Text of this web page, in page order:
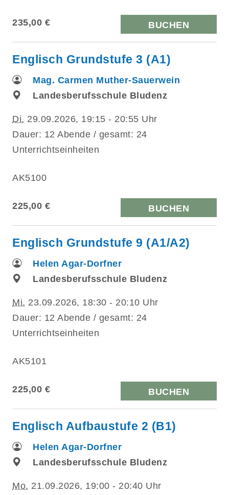
235,00 € BUCHEN
Englisch Grundstufe 3 (A1)
Mag. Carmen Muther-Sauerwein
Landesberufsschule Bludenz
Di. 29.09.2026, 19:15 - 20:55 Uhr
Dauer: 12 Abende / gesamt: 24
Unterrichtseinheiten
AK5100
225,00 € BUCHEN
Englisch Grundstufe 9 (A1/A2)
Helen Agar-Dorfner
Landesberufsschule Bludenz
Mi. 23.09.2026, 18:30 - 20:10 Uhr
Dauer: 12 Abende / gesamt: 24
Unterrichtseinheiten
AK5101
225,00 € BUCHEN
Englisch Aufbaustufe 2 (B1)
Helen Agar-Dorfner
Landesberufsschule Bludenz
Mo. 21.09.2026, 19:00 - 20:40 Uhr